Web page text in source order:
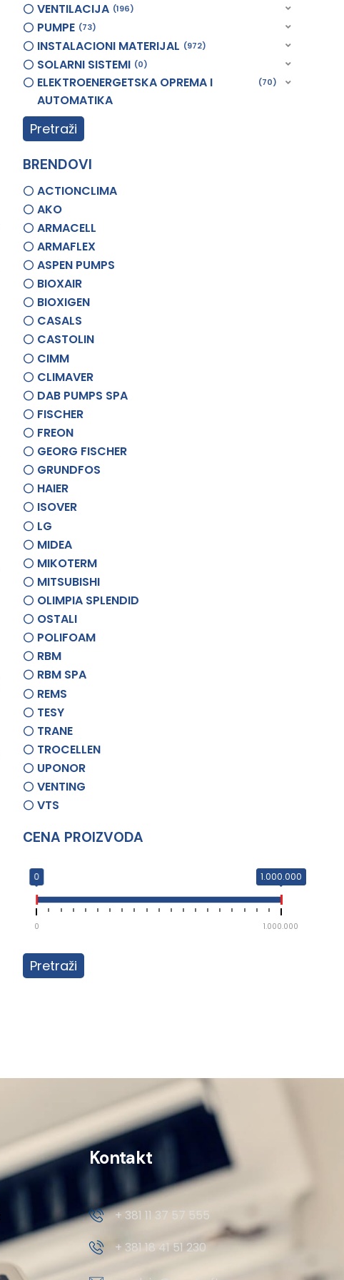
VENTILACIJA 196
PUMPE 73
INSTALACIONI MATERIJAL 972
SOLARNI SISTEMI 0
ELEKTROENERGETSKA OPREMA I
AUTOMATIKA
70
Pretraži
BRENDOVI
ACTIONCLIMA
AKO
ARMACELL
ARMAFLEX
ASPEN PUMPS
BIOXAIR
BIOXIGEN
CASALS
CASTOLIN
CIMM
CLIMAVER
DAB PUMPS SPA
FISCHER
FREON
GEORG FISCHER
GRUNDFOS
HAIER
ISOVER
LG
MIDEA
MIKOTERM
MITSUBISHI
OLIMPIA SPLENDID
OSTALI
POLIFOAM
RBM
RBM SPA
REMS
TESY
TRANE
TROCELLEN
UPONOR
VENTING
VTS
CENA PROIZVODA
0 1.000.000
0 1.000.000
Pretraži
Kontakt
+ 381 11 37 57 555
+ 381 18 41 51 230